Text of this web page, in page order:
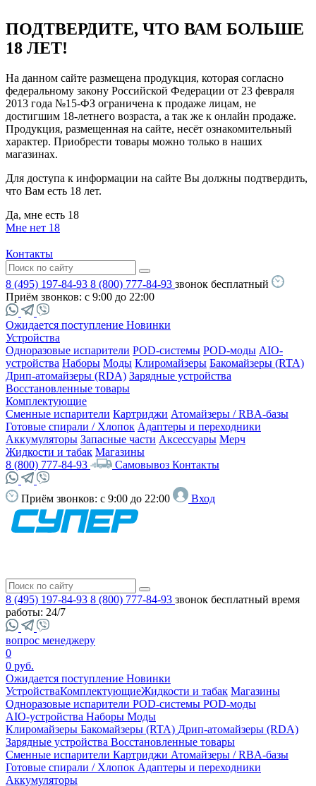
ПОДТВЕРДИТЕ, ЧТО ВАМ БОЛЬШЕ
18 ЛЕТ!
На данном сайте размещена продукция, которая согласно
федеральному закону Российской Федерации от 23 февраля
2013 года №15-ФЗ ограничена к продаже лицам, не
достигшим 18-летнего возраста, а так же к онлайн продаже.
Продукция, размещенная на сайте, несёт ознакомительный
характер. Приобрести товары можно только в наших
магазинах.
Для доступа к информации на сайте Вы должны подтвердить,
что Вам есть 18 лет.
Да, мне есть 18
Мне нет 18
Контакты
8 (495) 197-84-93 8 (800) 777-84-93 звонок бесплатный
Приём звонков: с 9:00 до 22:00
Ожидается поступление Новинки
Устройства
Одноразовые испарители POD-системы POD-моды AIO-
устройства Наборы Моды Клиромайзеры Бакомайзеры (RTA)
Дрип-атомайзеры (RDA) Зарядные устройства
Восстановленные товары
Комплектующие
Сменные испарители Картриджи Атомайзеры / RBA-базы
Готовые спирали / Хлопок Адаптеры и переходники
Аккумуляторы Запасные части Аксессуары Мерч
Жидкости и табак Магазины
8 (800) 777-84-93
Самовывоз Контакты
Приём звонков: с 9:00 до 22:00 Вход
8 (495) 197-84-93 8 (800) 777-84-93 звонок бесплатный время
работы: 24/7
вопрос менеджеру
0
0 руб.
Ожидается поступление Новинки
УстройстваКомплектующиеЖидкости и табак Магазины
Одноразовые испарители POD-системы POD-моды
AIO-устройства Наборы Моды
Клиромайзеры Бакомайзеры (RTA) Дрип-атомайзеры (RDA)
Зарядные устройства Восстановленные товары
Сменные испарители Картриджи Атомайзеры / RBA-базы
Готовые спирали / Хлопок Адаптеры и переходники
Аккумуляторы